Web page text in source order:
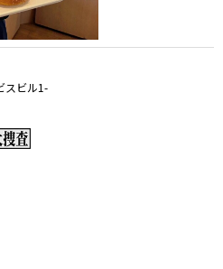
スビル1-